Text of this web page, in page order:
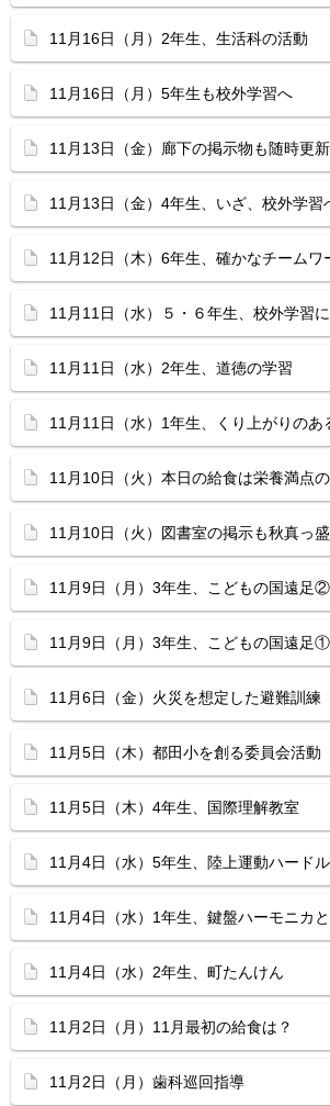
11月16日（月）2年生、生活科の活動
11月16日（月）5年生も校外学習へ
11月13日（金）廊下の掲示物も随時更新
11月13日（金）4年生、いざ、校外学習
11月12日（木）6年生、確かなチームワ
11月11日（水）５・６年生、校外学習
11月11日（水）2年生、道徳の学習
11月11日（水）1年生、くり上がりのあ
11月10日（火）本日の給食は栄養満点
11月10日（火）図書室の掲示も秋真っ盛
11月9日（月）3年生、こどもの国遠足②
11月9日（月）3年生、こどもの国遠足①
11月6日（金）火災を想定した避難訓練
11月5日（木）都田小を創る委員会活動
11月5日（木）4年生、国際理解教室
11月4日（水）5年生、陸上運動ハードル
11月4日（水）1年生、鍵盤ハーモニカ
11月4日（水）2年生、町たんけん
11月2日（月）11月最初の給食は？
11月2日（月）歯科巡回指導